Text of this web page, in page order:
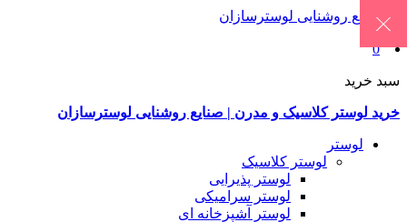
0
سبد خرید
خرید لوستر کلاسیک و مدرن | صنایع روشنایی لوسترسازان
لوستر
لوستر کلاسیک
لوستر پذیرایی
لوستر سرامیکی
لوستر آشپزخانه ای